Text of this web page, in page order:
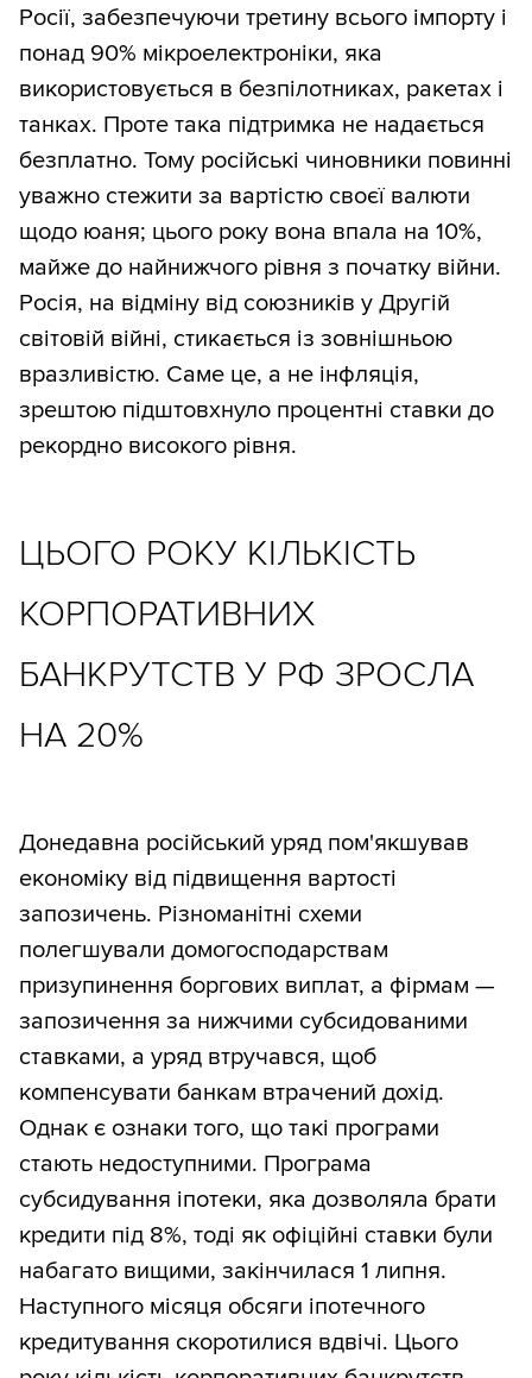
Росії, забезпечуючи третину всього імпорту і
понад 90% мікроелектроніки, яка
використовується в безпілотниках, ракетах і
танках. Проте така підтримка не надається
безплатно. Тому російські чиновники повинні
уважно стежити за вартістю своєї валюти
щодо юаня; цього року вона впала на 10%,
майже до найнижчого рівня з початку війни.
Росія, на відміну від союзників у Другій
світовій війні, стикається із зовнішньою
вразливістю. Саме це, а не інфляція,
зрештою підштовхнуло процентні ставки до
рекордно високого рівня.
ЦЬОГО РОКУ КІЛЬКІСТЬ
КОРПОРАТИВНИХ
БАНКРУТСТВ У РФ ЗРОСЛА
НА 20%
Донедавна російський уряд пом'якшував
економіку від підвищення вартості
запозичень. Різноманітні схеми
полегшували домогосподарствам
призупинення боргових виплат, а фірмам —
запозичення за нижчими субсидованими
ставками, а уряд втручався, щоб
компенсувати банкам втрачений дохід.
Однак є ознаки того, що такі програми
стають недоступними. Програма
субсидування іпотеки, яка дозволяла брати
кредити під 8%, тоді як офіційні ставки були
набагато вищими, закінчилася 1 липня.
Наступного місяця обсяги іпотечного
кредитування скоротилися вдвічі. Цього